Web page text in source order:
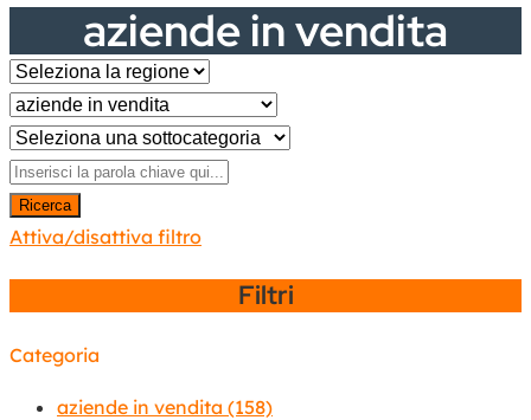
aziende in vendita
Ricerca
Attiva/disattiva filtro
Filtri
Categoria
aziende in vendita (158)